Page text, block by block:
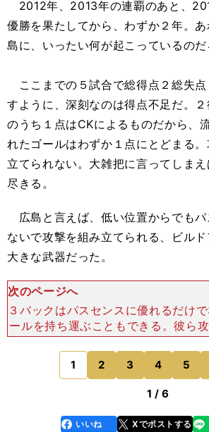
2012年、2013年の連覇のあと、
優勝を果たしてから、わずか２年。
島に、いったい何が起こっているのだ
ここまでの５試合で総得点２総失
すように、深刻なのは得点不足だ。
のうち１点はCKによるものだから、
れたゴールはわずか１点にとどまる
立てられない。大雑把に言ってしま
尽きる。
広島と言えば、低い位置からでもパ
ないで攻撃を組み立てられる、ビル
大きな武器だった。
次のページへ
３バックはパスセンスに優れるだけ
ールを持ち運ぶこともできる。彼ら
Fにボランチが加わって連係し、タ
ち込まれたクサビの縦パスを合図に、
す。ピッチ上で何
1 2 3 4 5
のページへ
1 / 6
faceboo
k
いいね Xでポストする
line